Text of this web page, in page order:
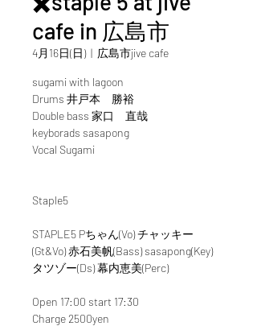
cafe in 広島市
4月16日(日)
  |
広島市jive cafe
sugami with lagoon
Drums 井戸本 勝裕
Double bass 家口 直哉
keyborads sasapong
Vocal Sugami
Staple5
STAPLE5 Pちゃん(Vo) チャッキー
(Gt&Vo) 赤石美帆(Bass) sasapong(Key)
タツゾー(Ds) 幕内恵美(Perc)
Open 17:00 start 17:30
Charge 2500yen